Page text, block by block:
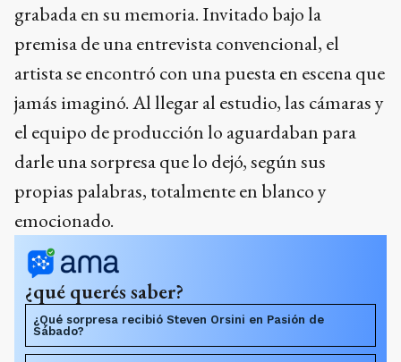
grabada en su memoria. Invitado bajo la
premisa de una entrevista convencional, el
artista se encontró con una puesta en escena que
jamás imaginó. Al llegar al estudio, las cámaras y
el equipo de producción lo aguardaban para
darle una sorpresa que lo dejó, según sus
propias palabras, totalmente en blanco y
emocionado.
¿qué querés saber?
¿Qué sorpresa recibió Steven Orsini en Pasión de
Sábado?